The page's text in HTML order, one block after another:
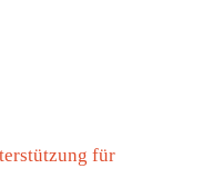
für